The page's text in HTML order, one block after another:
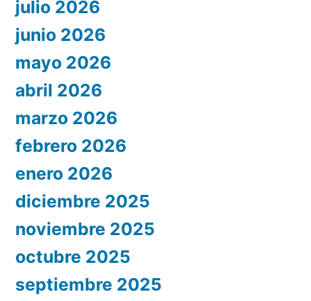
julio 2026
junio 2026
mayo 2026
abril 2026
marzo 2026
febrero 2026
enero 2026
diciembre 2025
noviembre 2025
octubre 2025
septiembre 2025